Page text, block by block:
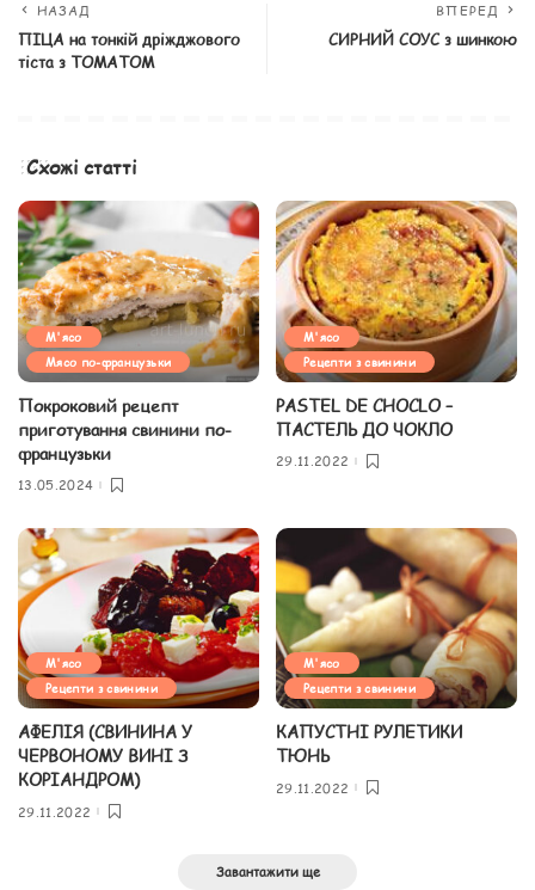
НАЗАД
ПІЦА на тонкій дріжджового
тіста з ТОМАТОМ
ВПЕРЕД
СИРНИЙ СОУС з шинкою
Схожі статті
М'ясо
Мясо по-французьки
Покроковий рецепт
приготування свинини по-
французьки
13.05.2024
М'ясо
Рецепти з свинини
PASTEL DE CHOCLO –
ПАСТЕЛЬ ДО ЧОКЛО
29.11.2022
М'ясо
Рецепти з свинини
АФЕЛІЯ (СВИНИНА У
ЧЕРВОНОМУ ВИНІ З
КОРІАНДРОМ)
29.11.2022
М'ясо
Рецепти з свинини
КАПУСТНІ РУЛЕТИКИ
ТЮНЬ
29.11.2022
Завантажити ще